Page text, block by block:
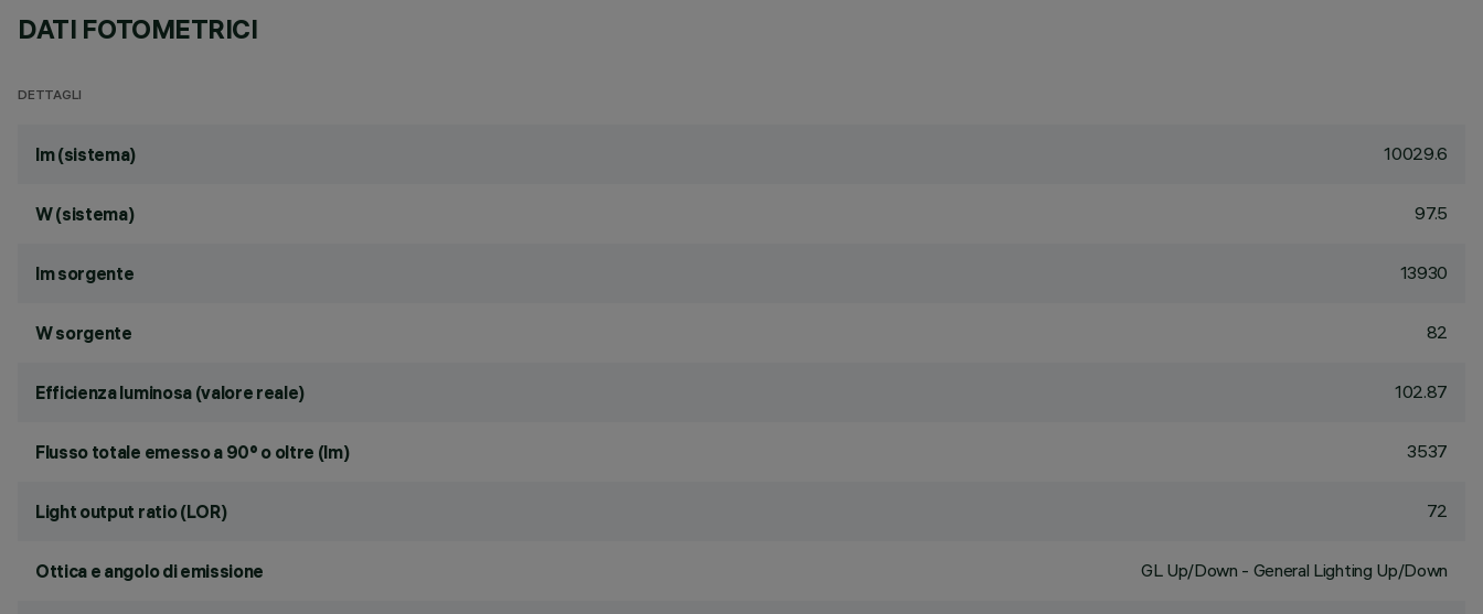
DATI FOTOMETRICI
DETTAGLI
lm (sistema) 10029.6
W (sistema) 97.5
lm sorgente 13930
W sorgente 82
Efficienza luminosa (valore reale) 102.87
Flusso totale emesso a 90° o oltre (lm) 3537
Light output ratio (LOR) 72
Ottica e angolo di emissione GL Up/Down - General Lighting Up/Down